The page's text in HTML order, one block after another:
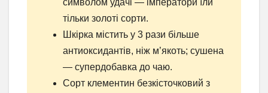
символом удачі — імператори їли
тільки золоті сорти.
Шкірка містить у 3 рази більше
антиоксидантів, ніж м’якоть; сушена
— супердобавка до чаю.
Сорт клементин безкісточковий з